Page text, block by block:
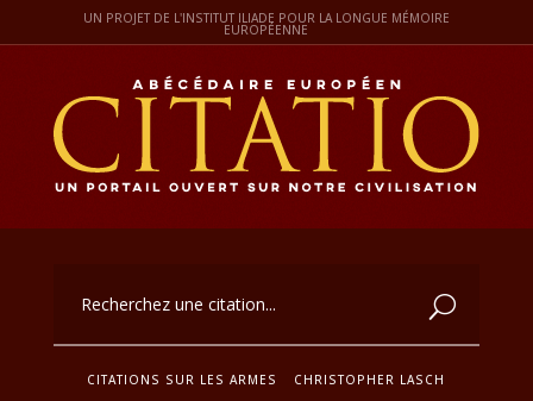
UN PROJET DE L'INSTITUT ILIADE POUR LA LONGUE MÉMOIRE
EUROPÉENNE
CITATIONS SUR LES ARMES
CHRISTOPHER LASCH